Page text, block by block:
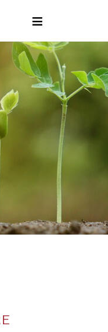
PHILOSOPHIE